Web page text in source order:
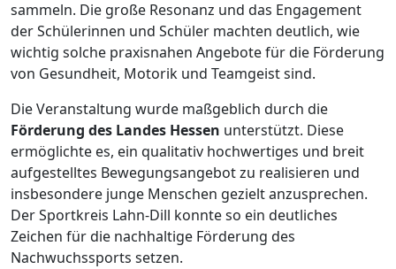
sammeln. Die große Resonanz und das Engagement
der Schülerinnen und Schüler machten deutlich, wie
wichtig solche praxisnahen Angebote für die Förderung
von Gesundheit, Motorik und Teamgeist sind.
Die Veranstaltung wurde maßgeblich durch die
Förderung des Landes Hessen unterstützt. Diese
ermöglichte es, ein qualitativ hochwertiges und breit
aufgestelltes Bewegungsangebot zu realisieren und
insbesondere junge Menschen gezielt anzusprechen.
Der Sportkreis Lahn-Dill konnte so ein deutliches
Zeichen für die nachhaltige Förderung des
Nachwuchssports setzen.